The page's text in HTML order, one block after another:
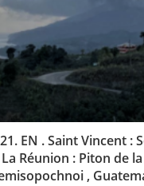
EN . Saint Vincent :
Réunion : Piton de
,